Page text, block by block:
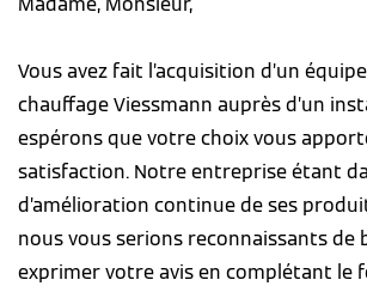
Vous avez fait l’acquisition d’un
chauffage Viessmann auprès d’un
espérons que votre choix vous
satisfaction. Notre entreprise étant
d’amélioration continue de ses
nous vous serions reconnaissants de
exprimer votre avis en complétant le